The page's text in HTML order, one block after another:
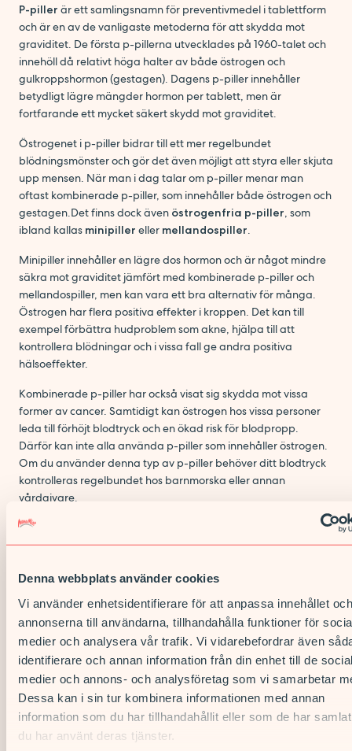
Denna webbplats använder cookies
Vi använder enhetsidentifierare för att anpassa innehållet och
annonserna till användarna, tillhandahålla funktioner för
medier och analysera vår trafik. Vi vidarebefordrar även
identifierare och annan information från din enhet till de
medier och annons- och analysföretag som vi samarbetar
Dessa kan i sin tur kombinera informationen med annan
information som du har tillhandahållit eller som de har
du har använt deras tjänster.
P-piller är ett samlingsnamn för preventivmedel i tablettform
och är en av de vanligaste metoderna för att skydda mot
graviditet. De första p-pillerna utvecklades på 1960-talet och
innehöll då relativt höga halter av både östrogen och
gulkroppshormon (gestagen). Dagens p-piller innehåller
betydligt lägre mängder hormon per tablett, men är
fortfarande ett mycket säkert skydd mot graviditet.
Östrogenet i p-piller bidrar till ett mer regelbundet
blödningsmönster och gör det även möjligt att styra eller skjuta
upp mensen. När man i dag talar om p-piller menar man
oftast kombinerade p-piller, som innehåller både östrogen och
gestagen.Det finns dock även östrogenfria p-piller, som
ibland kallas minipiller eller mellandospiller.
Minipiller innehåller en lägre dos hormon och är något mindre
säkra mot graviditet jämfört med kombinerade p-piller och
mellandospiller, men kan vara ett bra alternativ för många.
Östrogen har flera positiva effekter i kroppen. Det kan till
exempel förbättra hudproblem som akne, hjälpa till att
kontrollera blödningar och i vissa fall ge andra positiva
hälsoeffekter.
Kombinerade p-piller har också visat sig skydda mot vissa
former av cancer. Samtidigt kan östrogen hos vissa personer
leda till förhöjt blodtryck och en ökad risk för blodpropp.
Därför kan inte alla använda p-piller som innehåller östrogen.
Om du använder denna typ av p-piller behöver ditt blodtryck
kontrolleras regelbundet hos barnmorska eller annan
vårdgivare.
Mini- eller mellandospiller
, alltså östrogenfria p-piller, kan i
princip användas av de flesta som skydd mot graviditet. Vid
hos barnmorska vart tredje år.Hos oss får du alltid hjälp att
välja det preventivmedel som passar just dig bäst. Inom varje
grupp av p-piller finns flera olika sorter, och om du inte trivs
med ett läkemedel provar vi oss fram tillsammans tills vi hittar
en metod som fungerar bra för dig och din kropp.
Författare: Louise Rabe
Granskare:Sofie Låftman Kahlmann